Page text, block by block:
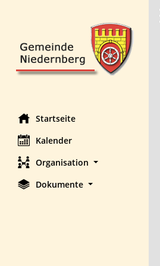
Startseite
Kalender
Organisation
Dokumente